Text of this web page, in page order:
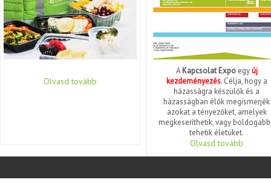
Olvasd tovább
AKapcsolat Expoegyúj
kezdeményezés. Célja, hogy a
házasságra készülők és a
házasságban élők megismerjék
azokat a tényezőket, amelyek
megkeseríthetik, vagy
tehetik életüket.
Olvasd tovább